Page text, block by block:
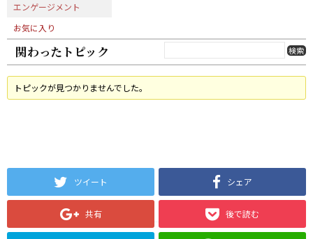
エンゲージメント
お気に入り
関わったトピック
トピックが見つかりませんでした。
ツイート シェア
共有 後で読む